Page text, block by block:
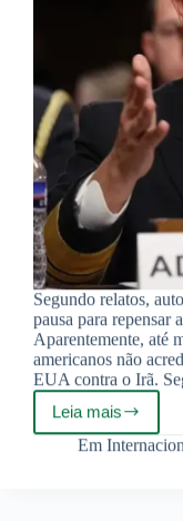
Segundo relatos,
pausa para repensar
Aparentemente, até
americanos não
EUA contra o Irã.
Leia maisComandante
do
CENTCOM
Em